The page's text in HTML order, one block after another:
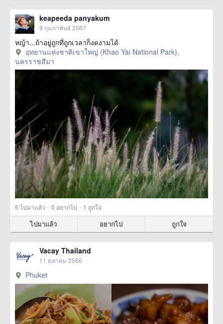
keapeeda panyakum
9 กุมภาพันธ์ 2567
หญ้า...ถ้าอยู่ถูกที่ถูกเวลาก็งดงามได้
อุทยานแห่งชาติเขาใหญ่ (Khao Yai National Park),
นครราชสีมา
5ไปมาแล้ว · 0 อยากไป · 1 ถูกใจ
ไปมาแล้ว อยากไป ถูกใจ
Vacay Thailand
11 ตุลาคม 2566
Phuket